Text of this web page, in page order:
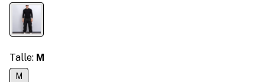
Talle: M
M